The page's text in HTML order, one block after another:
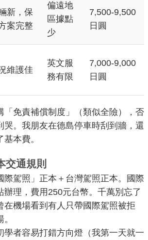
新，保
案完整
偏遠地
區據點
少
7,500-9,500
日圓
維護佳
英文服
務有限
7,000-9,000
日圓
「免責補償制度」（類似全險），否
哭。我朋友在德島停車時刮到牆，還
本費。
交通規則
際駕照」正本＋台灣駕照正本。國際
辦理，費用250元台幣。千萬別忘了
在機場看到有人只帶國際駕照被拒
學者容易打錯方向燈（我第一天就一